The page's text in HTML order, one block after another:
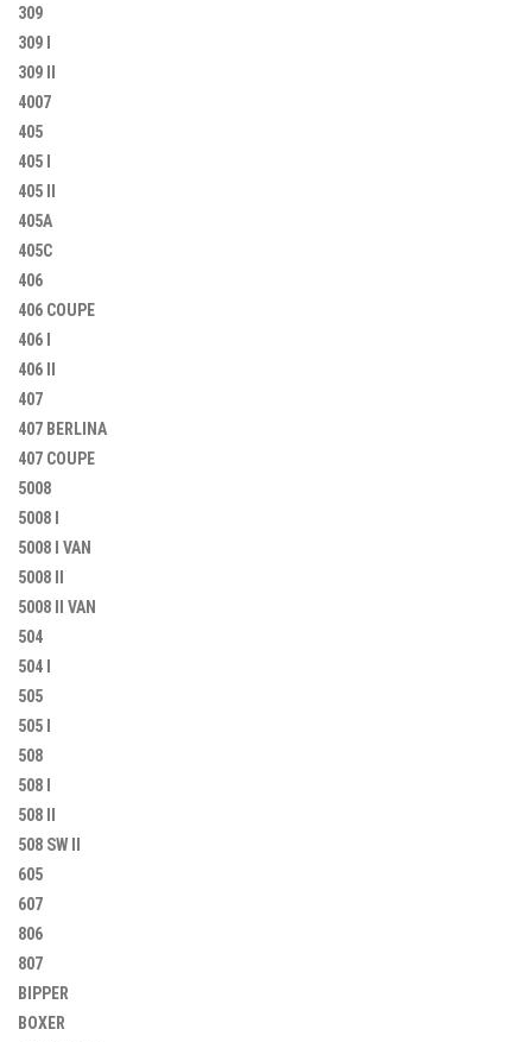
309
309 I
309 II
4007
405
405 I
405 II
405A
405C
406
406 COUPE
406 I
406 II
407
407 BERLINA
407 COUPE
5008
5008 I
5008 I VAN
5008 II
5008 II VAN
504
504 I
505
505 I
508
508 I
508 II
508 SW II
605
607
806
807
BIPPER
BOXER